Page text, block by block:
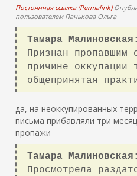
Постоянная ссылка (Permalink)
пользователем Панькова Ольга
Тамара Малиновская:
Признан пропавшим
причине оккупации
общепринятая
да, на неоккупированных
письма прибавляли три
пропажи
Тамара Малиновская:
Просмотрела